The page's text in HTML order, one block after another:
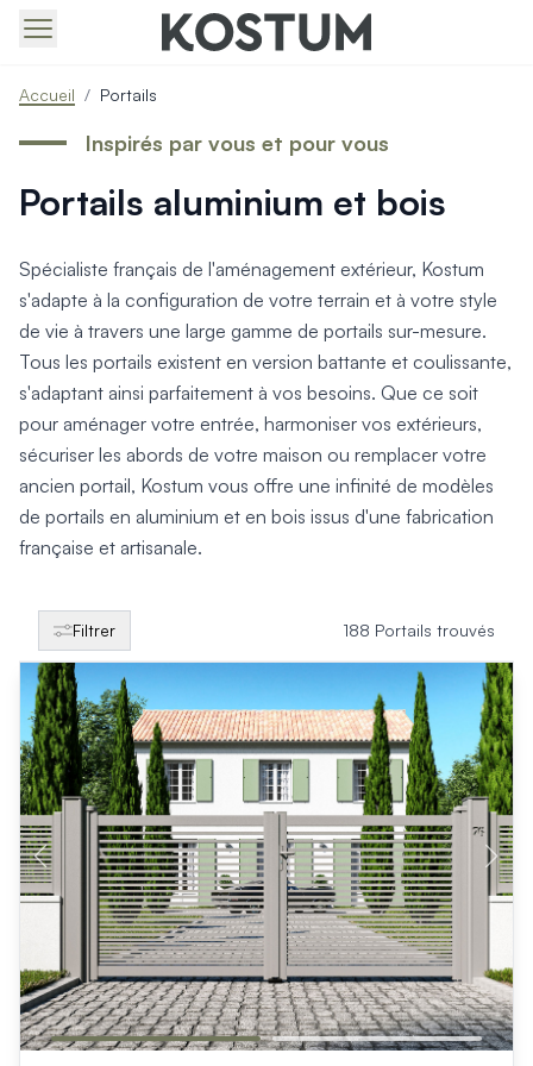
Produits > Portails > Portails contemporains
Produits > Portails > Portails traditionnels
Produits > Portails > Portails architectes
Produits > Portails > Portails avec décors
Produits > Portails > Portails économiques
Produits > Portails > Les ouvertures spéciales
Produits > Portillons > Tous nos portillons
Produits > Portillons > Portillons contemporains
Produits > Portillons > Portillons traditionnels
Produits > Portillons > Portillons architectes
Produits > Portillons > Portillons décoratifs
Produits > Portillons > Motorisation Portillon
Produits > Portillons > Ouvertures Spéciales
Produits > Clôtures > Toutes nos clôtures
Produits > Clôtures > Clôtures contemporaines
Produits > Clôtures > Clôtures traditionnelles
Produits > Clôtures > Clôtures décoratives
Produits > Clôtures > Claustras
Produits > Garde-corps et rambardes > Tous nos garde-
Produits > Garde-corps et rambardes > Garde-corps à
Produits > Garde-corps et rambardes > Garde-corps vitrés
Produits > Garde-corps et rambardes > Garde-corps
Produits > Garde-corps et rambardes > Clôtures
Produits > Garde-corps et rambardes > Aides à la montée
Produits > Garde-corps et rambardes > Séparatifs de
Produits > Pergolas > Pergolas
Produits > Pergolas > Guide de choix
Produits > Carports > Carports voiture
Produits > Carports > Guide de choix
Produits > Porche d'entrée > Porche d'entrée
Produits > Cuisine extérieure > Cuisine extérieure
Produits > Habillages extérieur aluminium > Tous nos
Accueil / Portails
Portails aluminium et bois
Inspirés par vous et pour vous
Spécialiste français de l'aménagement extérieur, Kostum
s'adapte à la configuration de votre terrain et à votre style
de vie à travers une large gamme de portails sur-mesure.
Tous les portails existent en version battante et coulissante,
s'adaptant ainsi parfaitement à vos besoins. Que ce soit
pour aménager votre entrée, harmoniser vos extérieurs,
sécuriser les abords de votre maison ou remplacer votre
ancien portail, Kostum vous offre une infinité de modèles
de portails en aluminium et en bois issus d'une fabrication
française et artisanale.
Filtrer 188 Portails trouvés